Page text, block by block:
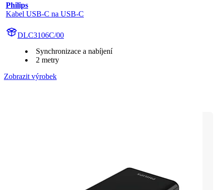
Philips
Kabel USB-C na USB-C
DLC3106C/00
Synchronizace a nabíjení
2 metry
Zobrazit výrobek